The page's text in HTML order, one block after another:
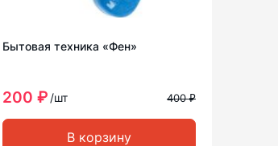
Бытовая техника «Фен»
200 ₽ /шт 400 ₽
В корзину